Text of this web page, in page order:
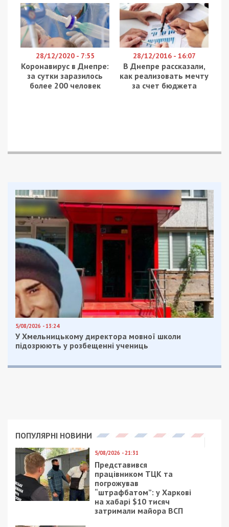
Йдеться про Toyota Land Cruiser, на якому
Краснов засвітився ще у 2021 році, коли сам
виклав відео за кермом на Набережній
Заводській у Дніпрі на швидкості близько 140
км/год.
Саме у цей час Руслан Красновзнімав відео
формі для соцмереж та позиціонував себе як
військового. Згодом вінвизнав
на передовій, а займається розбудовою якихось
осередків тилового руху опору.
Якщо Руслан Краснов розповідає про службу,
хоч і не на передовій, то хто у цей час їздить на